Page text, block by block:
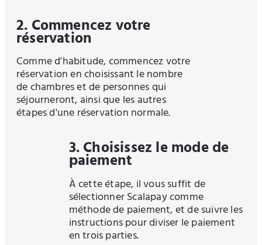
2. Commencez votre
réservation
Comme d'habitude, commencez votre
réservation en choisissant le nombre
de chambres et de personnes qui
séjourneront, ainsi que les autres
étapes d'une réservation normale.
3. Choisissez le mode de
paiement
À cette étape, il vous suffit de
sélectionner Scalapay comme
méthode de paiement, et de suivre les
instructions pour diviser le paiement
en trois parties.